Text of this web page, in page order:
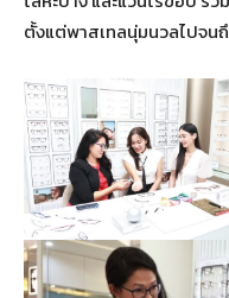
ตั้งแต่พาสเทลนุ่มนวลไปจน